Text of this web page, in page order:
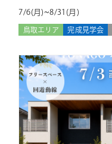
7/6(月)~8/31(月)
鳥取エリア 完成見学会